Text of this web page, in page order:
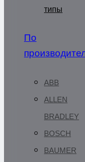
типы
По
ABB
ALLEN
BRADLEY
BOSCH
BAUMER